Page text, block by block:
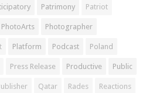
Patrimony Patriot
PhotoArts Photographer
Platform Podcast Poland
Press Release Productive Public
Qatar Rades Reactions